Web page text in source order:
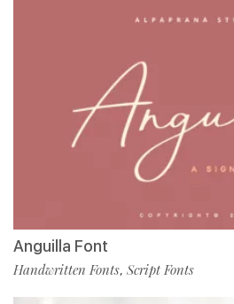
Anguilla Font
Handwritten Fonts, Script Fonts